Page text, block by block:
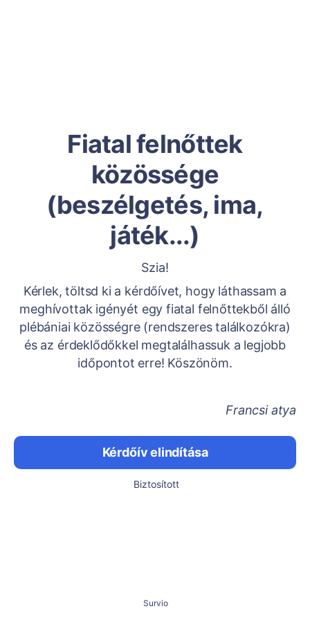
Fiatal felnőttek
közössége
(beszélgetés, ima,
játék...)
Szia!
Kérlek, töltsd ki a kérdőívet, hogy láthassam a
meghívottak igényét egy fiatal felnőttekből álló
plébániai közösségre (rendszeres találkozókra)
és az érdeklődőkkel megtalálhassuk a legjobb
időpontot erre! Köszönöm.
Francsi atya
Kérdőív elindítása
Biztosított
Survio